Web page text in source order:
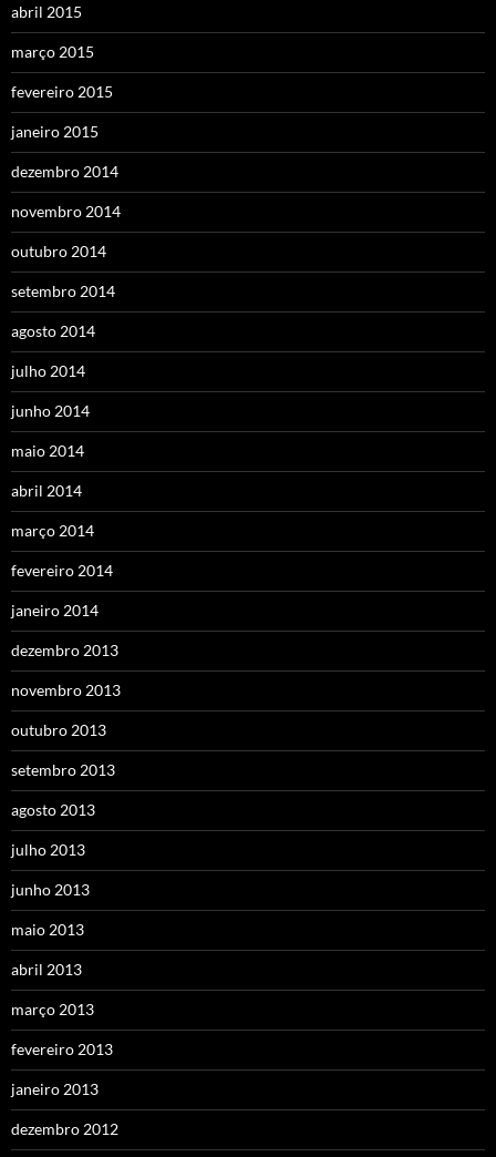
abril 2015
março 2015
fevereiro 2015
janeiro 2015
dezembro 2014
novembro 2014
outubro 2014
setembro 2014
agosto 2014
julho 2014
junho 2014
maio 2014
abril 2014
março 2014
fevereiro 2014
janeiro 2014
dezembro 2013
novembro 2013
outubro 2013
setembro 2013
agosto 2013
julho 2013
junho 2013
maio 2013
abril 2013
março 2013
fevereiro 2013
janeiro 2013
dezembro 2012